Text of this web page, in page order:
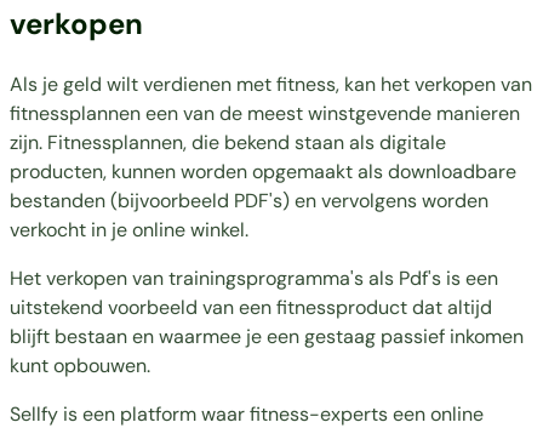
verkopen
Als je geld wilt verdienen met fitness, kan het verkopen van
fitnessplannen een van de meest winstgevende manieren
zijn. Fitnessplannen, die bekend staan als digitale
producten, kunnen worden opgemaakt als downloadbare
bestanden (bijvoorbeeld PDF's) en vervolgens worden
verkocht in je online winkel.
Het verkopen van trainingsprogramma's als Pdf's is een
uitstekend voorbeeld van een fitnessproduct dat altijd
blijft bestaan en waarmee je een gestaag passief inkomen
kunt opbouwen.
Sellfy is een platform waar fitness-experts een online